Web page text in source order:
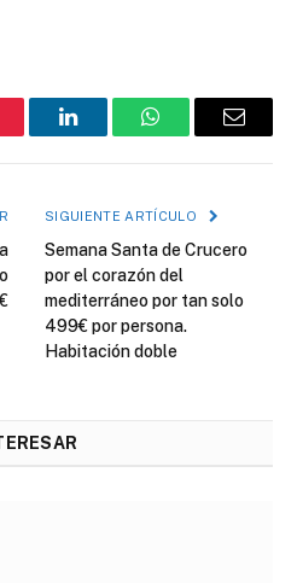
LinkedInWhatsAppCorreo
SIGUIENTE ARTÍCULO
Semana Santa de Crucero
por el corazón del
mediterráneo por tan solo
499€ por persona.
Habitación doble